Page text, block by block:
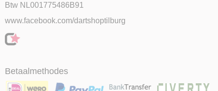
Btw NL001775486B91
www.facebook.com/dartshoptilburg
Betaalmethodes